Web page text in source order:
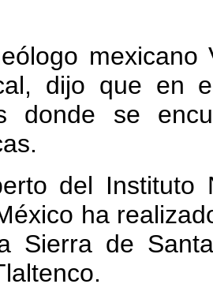
mexicano
dijo que en
donde se
del Instituto
ha
Sierra de